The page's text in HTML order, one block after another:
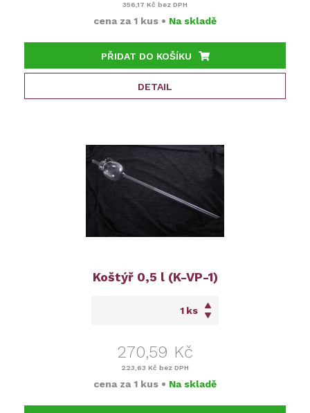
356,17 Kč bez DPH
cena za 1 kus • Na skladě
PŘIDAT DO KOŠÍKU
DETAIL
Koštýř 0,5 l (K-VP-1)
ks
270,59 Kč
223,63 Kč bez DPH
cena za 1 kus • Na skladě